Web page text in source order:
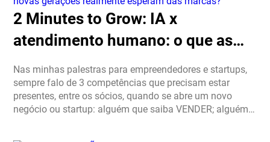
2 Minutes to Grow: IA x
atendimento humano: o que as
novas gerações realmente
esperam das marcas?
Nas minhas palestras para empreendedores e startups,
sempre falo de 3 competências que precisam estar
presentes, entre os sócios, quando se abre um novo
negócio ou startup: alguém que saiba VENDER; alguém